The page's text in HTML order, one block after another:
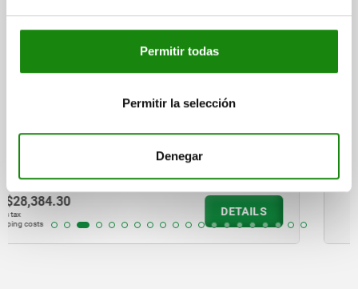
Permitir todas
Permitir la selección
Denegar
Plates, grey cast iron or aluminium
plus shipping costs